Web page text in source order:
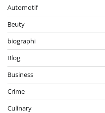
Automotif
Beuty
biographi
Blog
Business
Crime
Culinary